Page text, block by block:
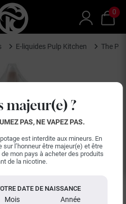
majeur(e) ?
PAS, NE VAPEZ PAS.
est interdite aux mineurs. En
sur l’honneur être majeur(e) et être
mon pays à acheter des produits
de la nicotine.
DATE DE NAISSANCE
Mois Année
0
E-liquides Pulp Kitchen The